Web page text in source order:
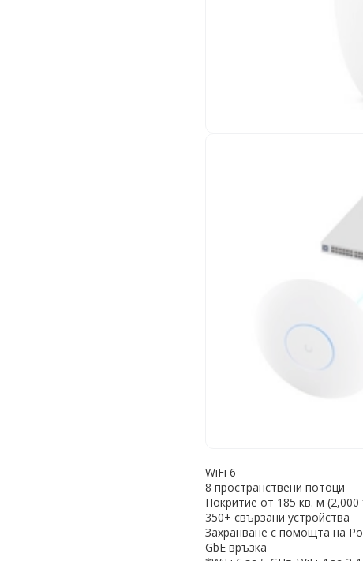
WiFi 6
8 пространствени потоци
Покритие от 185 кв. м (2,000
350+ свързани устройства
Захранване с помощта на
GbE връзка